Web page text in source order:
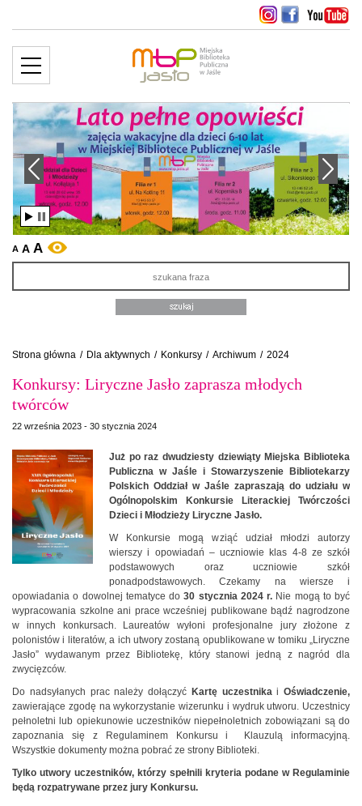
MENU
slajd Następny slajd
A A A WERSJA KONTRASTOWA
Strona główna / Dla aktywnych / Konkursy / Archiwum / 2024
Konkursy: Liryczne Jasło zaprasza młodych
twórców
22 września 2023 - 30 stycznia 2024
Już po raz dwudziesty dziewiąty Miejska Biblioteka
Publiczna w Jaśle i Stowarzyszenie Bibliotekarzy
Polskich Oddział w Jaśle zapraszają do udziału w
Ogólnopolskim Konkursie Literackiej Twórczości
Dzieci i Młodzieży Liryczne Jasło.
W Konkursie mogą wziąć udział młodzi autorzy
wierszy i opowiadań – uczniowie klas 4-8 ze szkół
podstawowych oraz uczniowie szkół
ponadpodstawowych. Czekamy na wiersze i
opowiadania o dowolnej tematyce do30 stycznia 2024 r. Nie mogą to być
wypracowania szkolne ani prace wcześniej publikowane bądź nagrodzone
w innych konkursach. Laureatów wyłoni profesjonalne jury złożone z
polonistów i literatów, a ich utwory zostaną opublikowane w tomiku „Liryczne
Jasło” wydawanym przez Bibliotekę, który stanowi jedną z nagród dla
zwycięzców.
Do nadsyłanych prac należy dołączyć Kartę uczestnika i Oświadczenie,
zawierające zgodę na wykorzystanie wizerunku i wydruk utworu. Uczestnicy
pełnoletni lub opiekunowie uczestników niepełnoletnich zobowiązani są do
zapoznania się z Regulaminem Konkursu i Klauzulą informacyjną.
Wszystkie dokumenty można pobrać ze strony Biblioteki.
Tylko utwory uczestników, którzy spełnili kryteria podane w Regulaminie
będą rozpatrywane przez jury Konkursu.